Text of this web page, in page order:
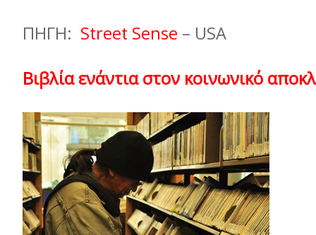
ΠΗΓΗ: Street Sense – USA
Βιβλία ενάντια στον κοινωνικό